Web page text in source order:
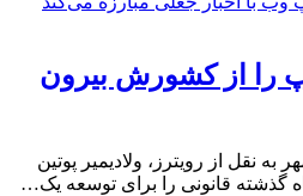
را از کشورش بیرون
نقل از رویترز، ولادیمیر پوتین
گذشته قانونی را برای توسعه یک…